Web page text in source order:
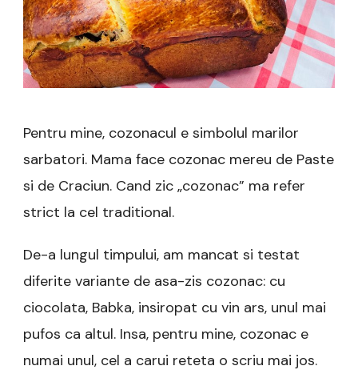
Pentru mine, cozonacul e simbolul marilor
sarbatori. Mama face cozonac mereu de Paste
si de Craciun. Cand zic „cozonac” ma refer
strict la cel traditional.
De-a lungul timpului, am mancat si testat
diferite variante de asa-zis cozonac: cu
ciocolata, Babka, insiropat cu vin ars, unul mai
pufos ca altul. Insa, pentru mine, cozonac e
numai unul, cel a carui reteta o scriu mai jos.